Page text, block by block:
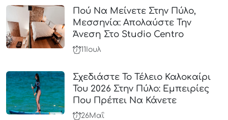
Πού Να Μείνετε Στην Πύλο,
Μεσσηνία: Απολαύστε Την
Άνεση Στο Studio Centro
11 Ιουλ
Σχεδιάστε Το Τέλειο Καλοκαίρι
Του 2026 Στην Πύλο: Εμπειρίες
Που Πρέπει Να Κάνετε
26Μαΐ